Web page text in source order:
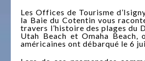
Les Offices de Tourisme
la Baie du Cotentin vous
travers l’histoire des plages du
Utah Beach et Omaha Beach,
américaines ont débarqué le 6